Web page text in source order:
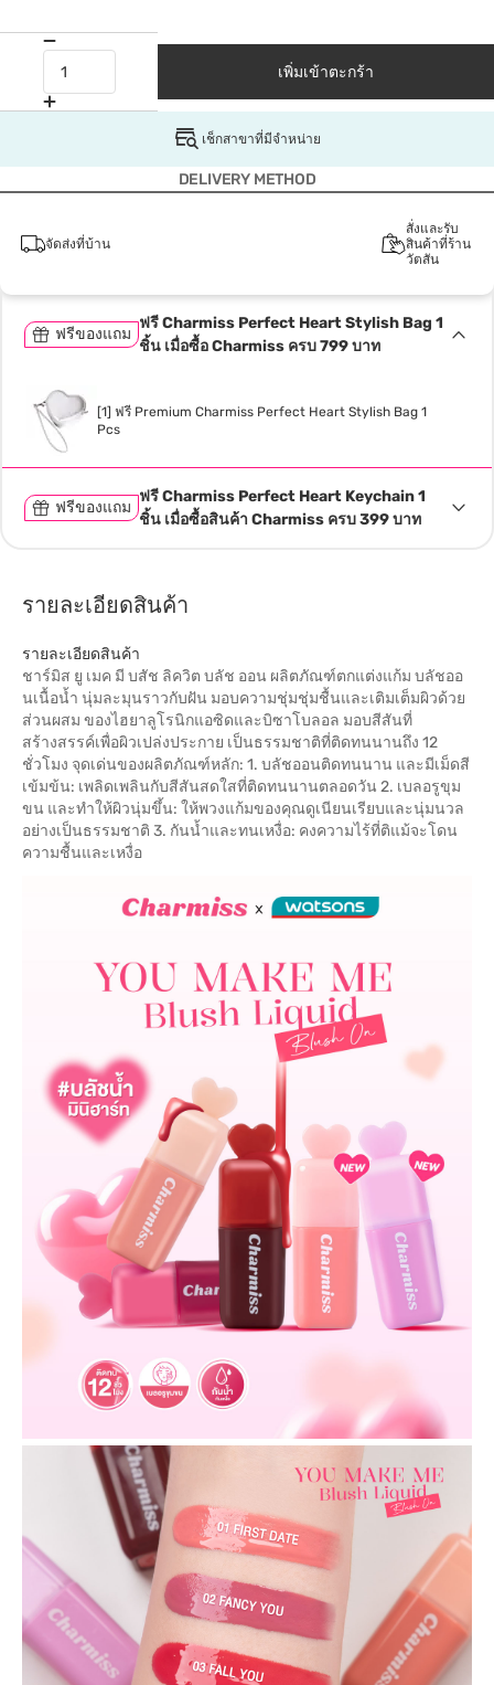
เพิ่มเข้าตะกร้า
เช็กสาขาที่มีจำหน่าย
DELIVERY METHOD
จัดส่งที่บ้าน
สั่งและรับ
สินค้าที่ร้าน
วัตสัน
ฟรีของแถม
ฟรี Charmiss Perfect Heart Stylish Bag 1
ชิ้น เมื่อซื้อ Charmiss ครบ 799 บาท
[1] ฟรี Premium Charmiss Perfect Heart Stylish Bag 1
Pcs
ฟรีของแถม
ฟรี Charmiss Perfect Heart Keychain 1
ชิ้น เมื่อซื้อสินค้า Charmiss ครบ 399 บาท
รายละเอียดสินค้า
รายละเอียดสินค้า
ชาร์มิส ยู เมค มี บสัช ลิควิต บลัช ออน ผลิตภัณฑ์ตกแต่งแก้ม บลัชออ
นเนื้อน้ำ นุ่มละมุนราวกับฝัน มอบความชุ่มชุ่มชื้นและเติมเต็มผิวด้วย
ส่วนผสม ของไฮยาลูโรนิกแอซิดและบิซาโบลอล มอบสีสันที่
สร้างสรรค์เพื่อผิวเปล่งประกาย เป็นธรรมชาติที่ติดทนนานถึง 12
ชั่วโมง จุดเด่นของผลิตภัณฑ์หลัก: 1. บลัชออนติดทนนาน และมีเม็ดสี
เข้มข้น: เพลิดเพลินกับสีสันสดใสที่ติดทนนานตลอดวัน 2. เบลอรูขุม
ขน และทำให้ผิวนุ่มขึ้น: ให้พวงแก้มของคุณดูเนียนเรียบและนุ่มนวล
อย่างเป็นธรรมชาติ 3. กันน้ำและทนเหงื่อ: คงความไร้ที่ติแม้จะโดน
ความชื้นและเหงื่อ